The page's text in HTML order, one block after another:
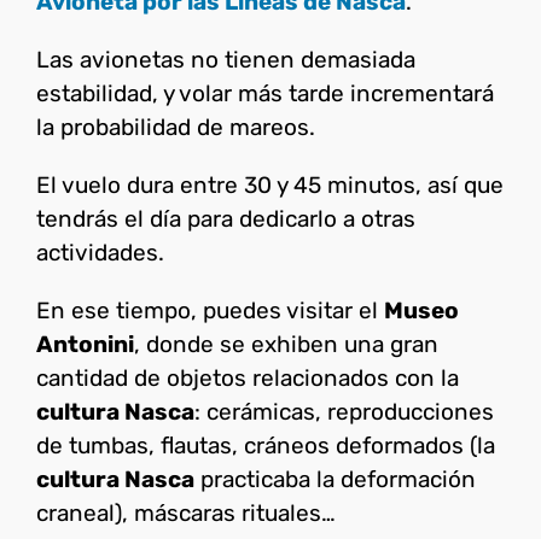
Las avionetas no tienen demasiada
estabilidad, y volar más tarde incrementará
la probabilidad de mareos.
El vuelo dura entre 30 y 45 minutos, así que
tendrás el día para dedicarlo a otras
actividades.
En ese tiempo, puedes visitar el Museo
Antonini, donde se exhiben una gran
cantidad de objetos relacionados con la
cultura Nasca: cerámicas, reproducciones
de tumbas, flautas, cráneos deformados (la
cultura Nasca practicaba la deformación
craneal), máscaras rituales…